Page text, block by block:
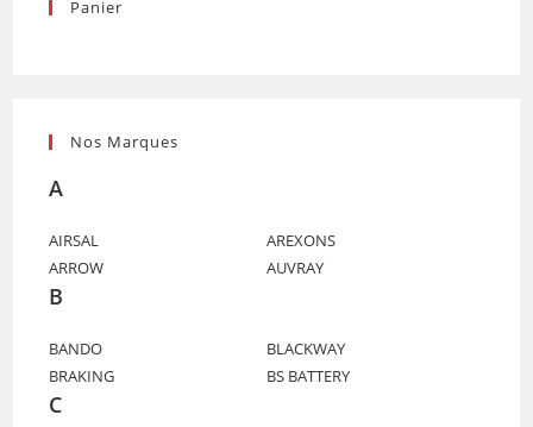
Panier
Nos Marques
A
AIRSAL
AREXONS
ARROW
AUVRAY
B
BANDO
BLACKWAY
BRAKING
BS BATTERY
C